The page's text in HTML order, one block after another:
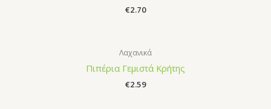
€2.70
Λαχανικά
Πιπέρια Γεμιστά Κρήτης
€2.59